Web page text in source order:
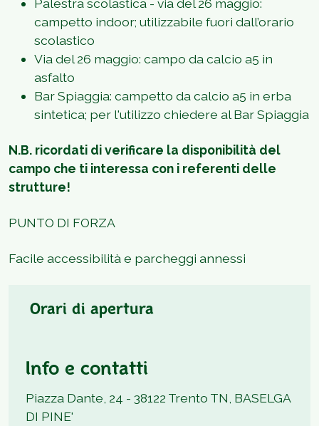
Palestra scolastica - via del 26 maggio:
campetto indoor; utilizzabile fuori dall’orario
scolastico
Via del 26 maggio: campo da calcio a5 in
asfalto
Bar Spiaggia: campetto da calcio a5 in erba
sintetica; per l'utilizzo chiedere al Bar Spiaggia
N.B. ricordati di verificare la disponibilità del
campo che ti interessa con i referenti delle
strutture!
PUNTO DI FORZA
Facile accessibilità e parcheggi annessi
Orari di apertura
Info e contatti
Piazza Dante, 24 - 38122 Trento TN, BASELGA
DI PINE'